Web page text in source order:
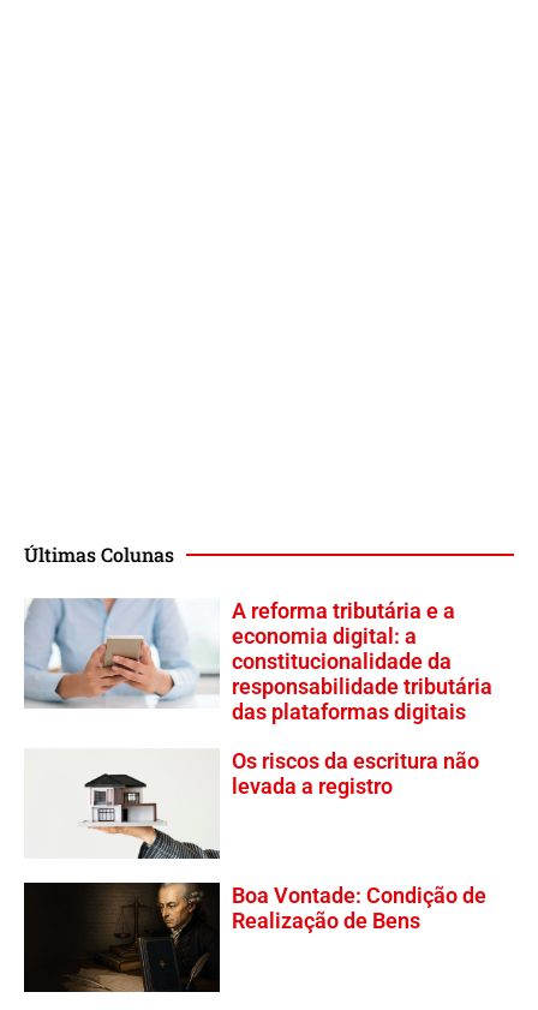
Últimas Colunas
A reforma tributária e a
economia digital: a
constitucionalidade da
responsabilidade tributária
das plataformas digitais
Os riscos da escritura não
levada a registro
Boa Vontade: Condição de
Realização de Bens